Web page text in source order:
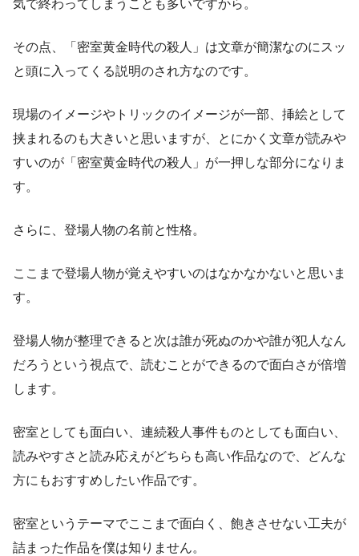
気で終わってしまうことも多いですから。
その点、「密室黄金時代の殺人」は文章が簡潔なのにスッ
と頭に入ってくる説明のされ方なのです。
現場のイメージやトリックのイメージが一部、挿絵として
挟まれるのも大きいと思いますが、とにかく文章が読みや
すいのが「密室黄金時代の殺人」が一押しな部分になりま
す。
さらに、登場人物の名前と性格。
ここまで登場人物が覚えやすいのはなかなかないと思いま
す。
登場人物が整理できると次は誰が死ぬのかや誰が犯人なん
だろうという視点で、読むことができるので面白さが倍増
します。
密室としても面白い、連続殺人事件ものとしても面白い、
読みやすさと読み応えがどちらも高い作品なので、どんな
方にもおすすめしたい作品です。
密室というテーマでここまで面白く、飽きさせない工夫が
詰まった作品を僕は知りません。